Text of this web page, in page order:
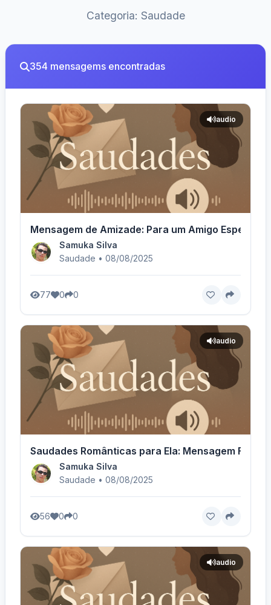
Categoria: Saudade
354 mensagems encontradas
audio
Mensagem de Amizade: Para um Amigo Especial
Samuka Silva
Saudade • 08/08/2025
77 0 0
audio
Saudades Românticas para Ela: Mensagem
Samuka Silva
Saudade • 08/08/2025
56 0 0
audio